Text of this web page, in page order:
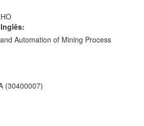
Inovações e Comunicações
Automation of Mining Process
(30400007)